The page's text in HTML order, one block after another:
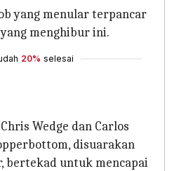
yang menular terpancar
menghibur ini.
20% selesai
Wedge dan Carlos
disuarakan
bertekad untuk mencapai